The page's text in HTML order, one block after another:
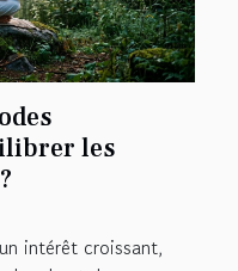
les
intérêt croissant,